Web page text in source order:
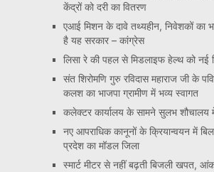
केंद्रों को दरी का वितरण
एआई मिशन के दावे तथ्यहीन, निवेशकों का
है यह सरकार – कांग्रेस
लिसा रे की पहल से मिडलाइफ हेल्थ को नई
संत शिरोमणि गुरु रविदास महाराज जी के
कलश का भाजपा ग्रामीण में भव्य स्वागत
कलेक्टर कार्यालय के सामने सुलभ शौचालय
नए आपराधिक कानूनों के क्रियान्वयन में
प्रदेश का मॉडल जिला
स्मार्ट मीटर से नहीं बढ़ती बिजली खपत,